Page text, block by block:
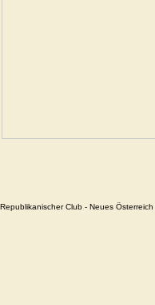
Republikanischer Club - Neues